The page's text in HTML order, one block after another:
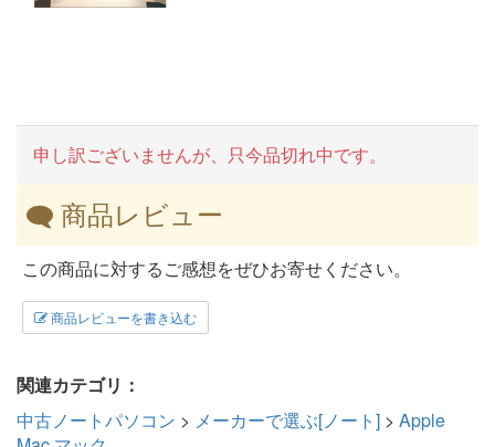
申し訳ございませんが、只今品切れ中です。
商品レビュー
この商品に対するご感想をぜひお寄せください。
商品レビューを書き込む
関連カテゴリ：
中古ノートパソコン > メーカーで選ぶ[ノート] > Apple